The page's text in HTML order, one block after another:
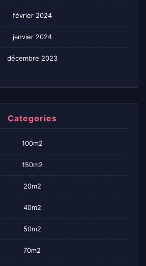
février 2024
janvier 2024
décembre 2023
Categories
100m2
150m2
20m2
40m2
50m2
70m2